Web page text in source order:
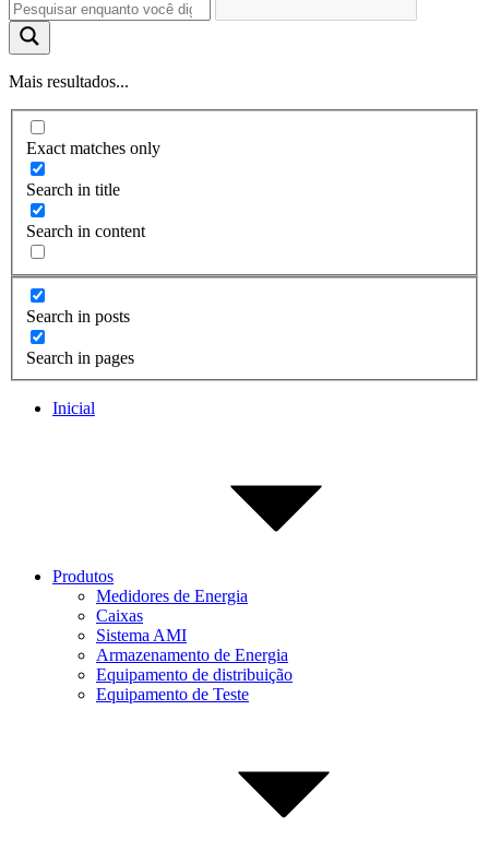
Mais resultados...
Exact matches only
Search in title
Search in content
Search in posts
Search in pages
Inicial
Produtos
Medidores de Energia
Caixas
Sistema AMI
Armazenamento de Energia
Equipamento de distribuição
Equipamento de Teste